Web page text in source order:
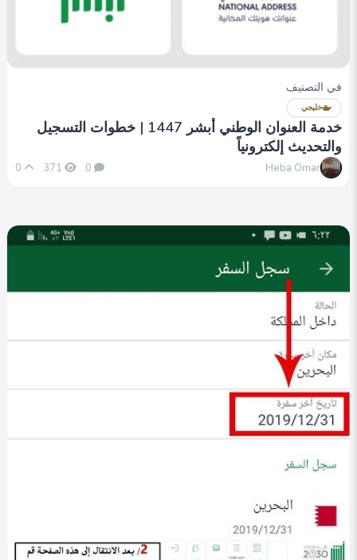
في التصنيف
خليجي
خدمة العنوان الوطني أبشر 1447 | خطوات التسجيل
والتحديث إلكترونياً
Heba Omar
0
371